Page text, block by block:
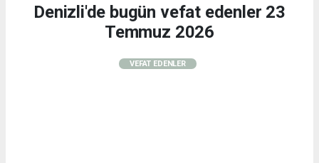
Denizli'de bugün vefat edenler 23
Temmuz 2026
VEFAT EDENLER